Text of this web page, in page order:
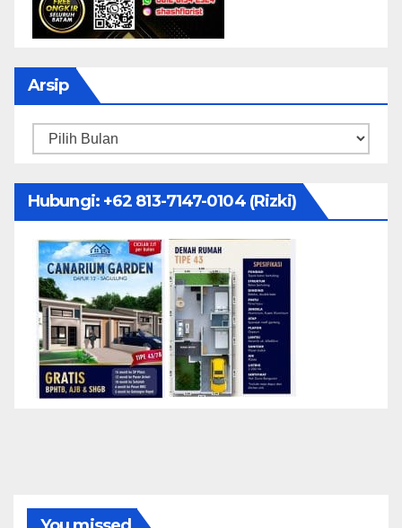
Arsip
Arsip
Hubungi: ‪+62 813-7147-0104‬ (Rizki)